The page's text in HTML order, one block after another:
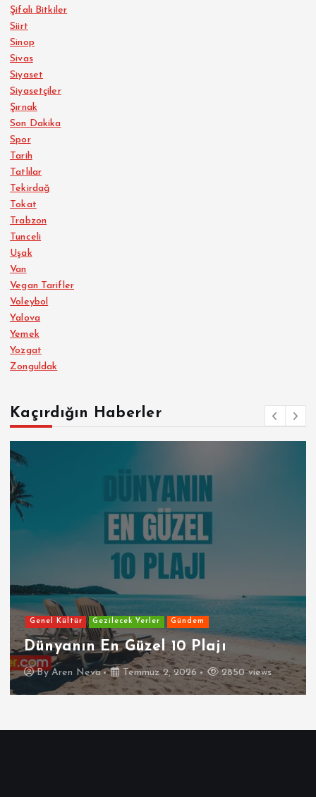
Şifalı Bitkiler
Siirt
Sinop
Sivas
Siyaset
Siyasetçiler
Şırnak
Son Dakika
Spor
Tarih
Tatlılar
Tekirdağ
Tokat
Trabzon
Tunceli
Uşak
Van
Vegan Tarifler
Voleybol
Yalova
Yemek
Yozgat
Zonguldak
Kaçırdığın Haberler
Genel Kültür Gezilecek Yerler Gündem
Dünyanın En Güzel 10 Plajı
ByAren Neva Temmuz 2, 2026 2850 views